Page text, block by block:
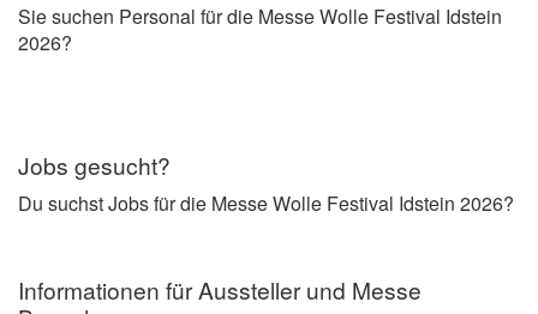
Sie suchen Personal für die Messe Wolle Festival Idstein
2026?
Jobs gesucht?
Du suchst Jobs für die Messe Wolle Festival Idstein 2026?
Informationen für Aussteller und Messe